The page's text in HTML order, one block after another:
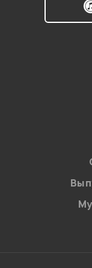
персональных
Введите